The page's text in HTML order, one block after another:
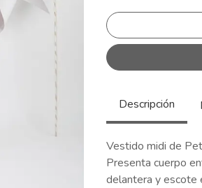
Descripción
Vestido midi de
Presenta cuerpo
delantera y escote